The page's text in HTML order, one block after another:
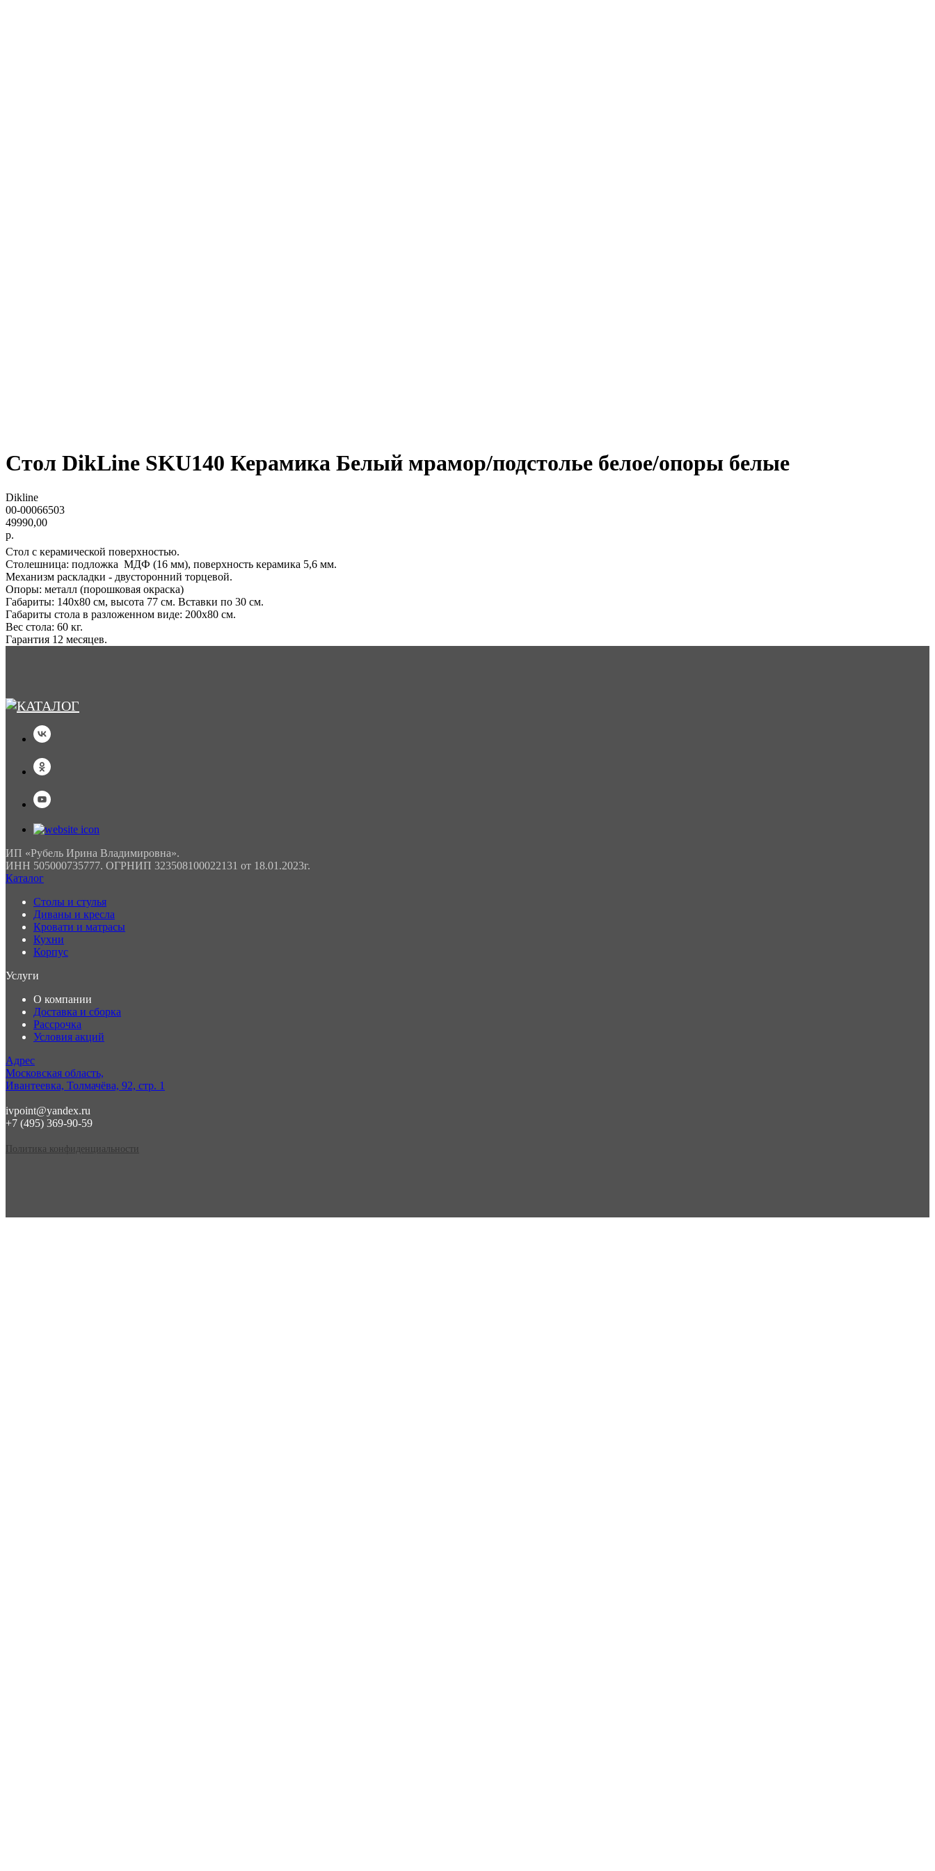
Стол DikLine SKU140 Керамика Белый мрамор/подстолье белое/опоры белые
Dikline
00-00066503
49990,00
р.
Стол с керамической поверхностью.
Столешница: подложка МДФ (16 мм), поверхность керамика 5,6 мм.
Механизм раскладки - двусторонний торцевой.
Опоры: металл (порошковая окраска)
Габариты: 140х80 см, высота 77 см. Вставки по 30 см.
Габариты стола в разложенном виде: 200х80 см.
Вес стола: 60 кг.
Гарантия 12 месяцев.
ИП «Рубель Ирина Владимировна».
ИНН 505000735777. ОГРНИП 323508100022131 от 18.01.2023г.
Каталог
Столы и стулья
Диваны и кресла
Кровати и матрасы
Кухни
Корпус
Услуги
О компании
Доставка и сборка
Рассрочка
Условия акций
Адрес
Московская область,
Ивантеевка, Толмачёва, 92, стр. 1
ivpoint@yandex.ru
+7 (495) 369-90-59
Политика конфиденциальности